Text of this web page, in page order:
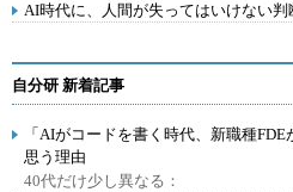
AI時代に、人間が失ってはいけない判
自分研 新着記事
「AIがコードを書く時代、新職種
思う理由
40代だけ少し異なる：